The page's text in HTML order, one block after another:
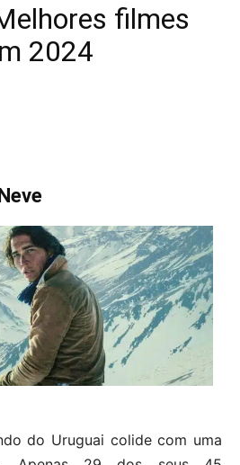
filmes
2024
do Uruguai colide com uma